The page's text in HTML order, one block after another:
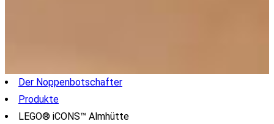
Der Noppenbotschafter
Produkte
LEGO® iCONS™ Almhütte